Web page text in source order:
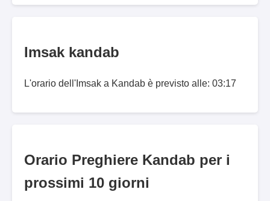
Imsak kandab
L'orario dell'Imsak a Kandab è previsto alle: 03:17
Orario Preghiere Kandab per i
prossimi 10 giorni